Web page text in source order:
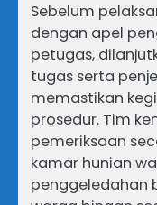
Sebelum
dengan apel
petugas,
tugas serta
memastikan
prosedur. Tim
pemeriksaan
kamar hunian
penggeledahan